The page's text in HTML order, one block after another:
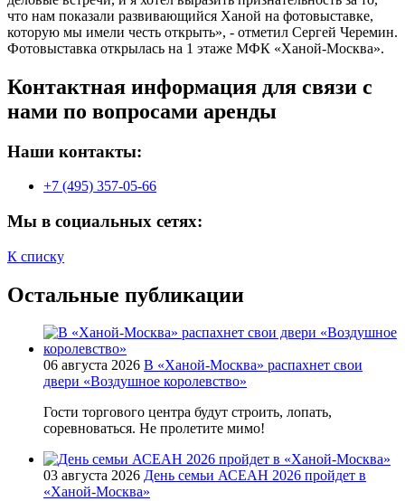
что нам показали развивающийся Ханой на фотовыставке,
которую мы имели честь открыть», - отметил Сергей Черемин.
Фотовыставка открылась на 1 этаже МФК «Ханой-Москва».
Контактная информация для связи с
нами по вопросами аренды
Наши контакты:
+7 (495) 357-05-66
Мы в социальных сетях:
К списку
Остальные публикации
06 августа 2026 В «Ханой-Москва» распахнет свои
двери «Воздушное королевство»
Гости торгового центра будут строить, лопать,
соревноваться. Не пролетите мимо!
03 августа 2026 День семьи АСЕАН 2026 пройдет в
«Ханой-Москва»